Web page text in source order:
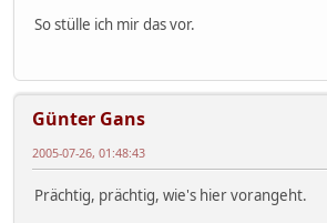
So stülle ich mir das vor.
Günter Gans
2005-07-26, 01:48:43
Prächtig, prächtig, wie's hier vorangeht.